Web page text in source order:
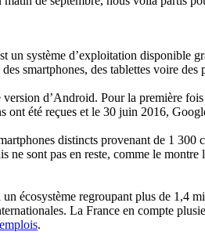
un système d’exploitation disponible
smartphones, des tablettes voire des
d’Android. Pour la première
ont été reçues et le 30 juin 2016,
distincts provenant de 1
ne sont pas en reste, comme le
écosystème regroupant plus de 1,4
La France en compte
.